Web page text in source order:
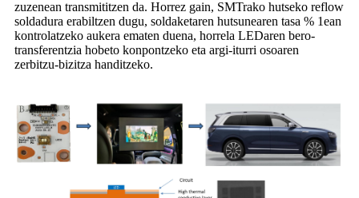
zuzenean transmititzen da. Horrez gain, SMTrako hutseko reflow
soldadura erabiltzen dugu, soldaketaren hutsunearen tasa % 1ean
kontrolatzeko aukera ematen duena, horrela LEDaren bero-
transferentzia hobeto konpontzeko eta argi-iturri osoaren
zerbitzu-bizitza handitzeko.